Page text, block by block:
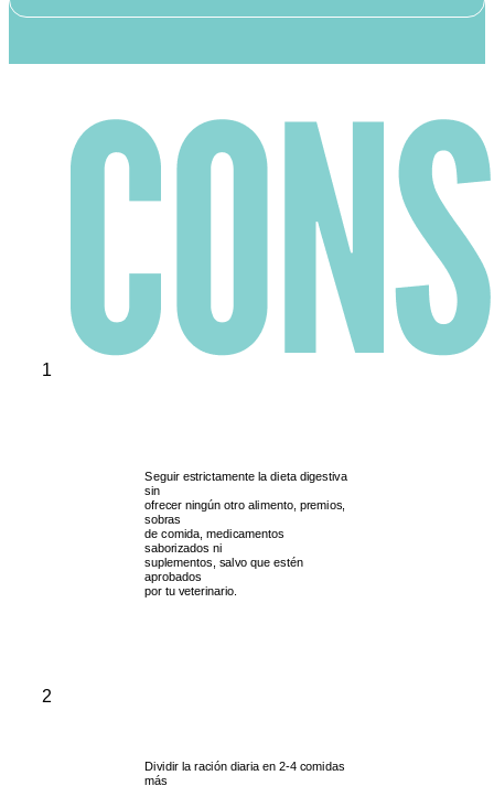
1
Seguir estrictamente la dieta digestiva
sin
ofrecer ningún otro alimento, premios,
sobras
de comida, medicamentos
saborizados ni
suplementos, salvo que estén
aprobados
por tu veterinario.
2
Dividir la ración diaria en 2-4 comidas
más